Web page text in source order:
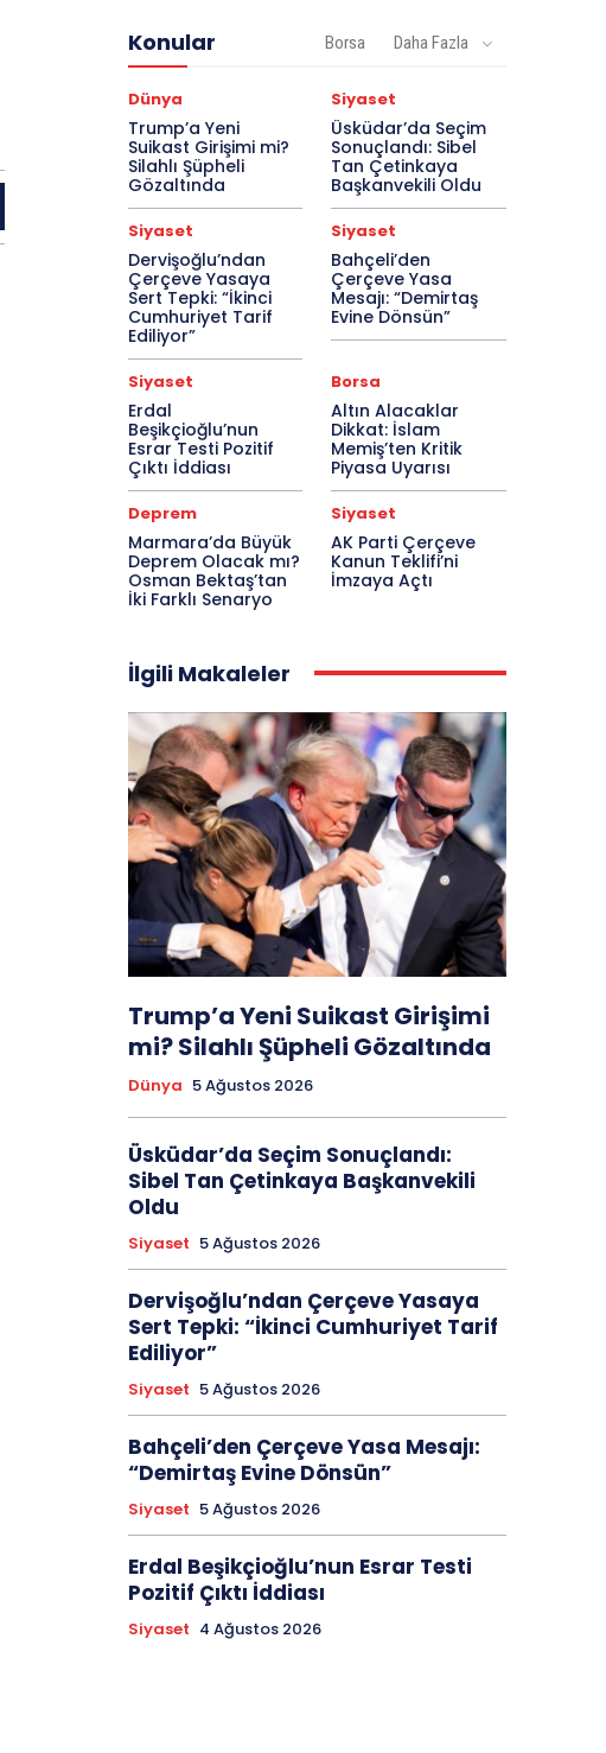
Konular Borsa Daha Fazla
Dünya
Trump’a Yeni
Suikast Girişimi mi?
Silahlı Şüpheli
Gözaltında
Siyaset
Üsküdar’da Seçim
Sonuçlandı: Sibel
Tan Çetinkaya
Başkanvekili Oldu
Siyaset
Dervişoğlu’ndan
Çerçeve Yasaya
Sert Tepki: “İkinci
Cumhuriyet Tarif
Ediliyor”
Siyaset
Bahçeli’den
Çerçeve Yasa
Mesajı: “Demirtaş
Evine Dönsün”
Siyaset
Erdal
Beşikçioğlu’nun
Esrar Testi Pozitif
Çıktı İddiası
Borsa
Altın Alacaklar
Dikkat: İslam
Memiş’ten Kritik
Piyasa Uyarısı
Deprem
Marmara’da Büyük
Deprem Olacak mı?
Osman Bektaş’tan
İki Farklı Senaryo
Siyaset
AK Parti Çerçeve
Kanun Teklifi’ni
İmzaya Açtı
İlgili Makaleler
Trump’a Yeni Suikast Girişimi
mi? Silahlı Şüpheli Gözaltında
Dünya 5 Ağustos 2026
Üsküdar’da Seçim Sonuçlandı:
Sibel Tan Çetinkaya Başkanvekili
Oldu
Siyaset 5 Ağustos 2026
Dervişoğlu’ndan Çerçeve Yasaya
Sert Tepki: “İkinci Cumhuriyet Tarif
Ediliyor”
Siyaset 5 Ağustos 2026
Bahçeli’den Çerçeve Yasa Mesajı:
“Demirtaş Evine Dönsün”
Siyaset 5 Ağustos 2026
Erdal Beşikçioğlu’nun Esrar Testi
Pozitif Çıktı İddiası
Siyaset 4 Ağustos 2026